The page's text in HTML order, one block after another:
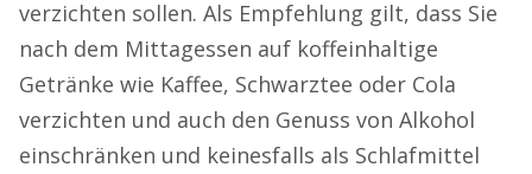
verzichten sollen. Als Empfehlung gilt, dass Sie
nach dem Mittagessen auf koffeinhaltige
Getränke wie Kaffee, Schwarztee oder Cola
verzichten und auch den Genuss von Alkohol
einschränken und keinesfalls als Schlafmittel